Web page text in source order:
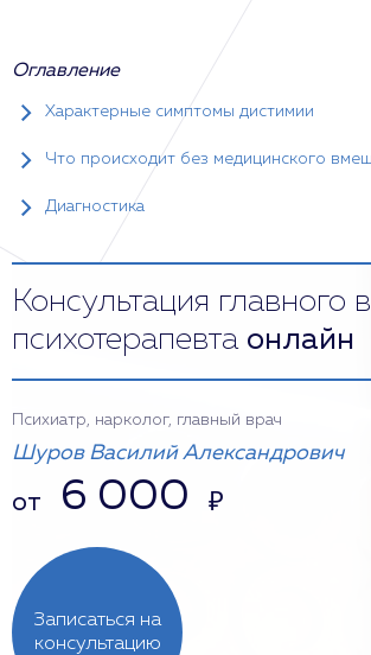
Оглавление
Характерные симптомы дистимии
Что происходит без медицинского
Диагностика
Консультация главного
психотерапевта онлайн
Записаться на
консультацию
Психиатр, нарколог, главный врач
Шуров Василий Александрович
от 6 000 ₽